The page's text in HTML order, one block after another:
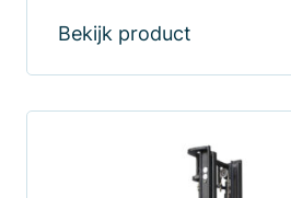
Bekijk product